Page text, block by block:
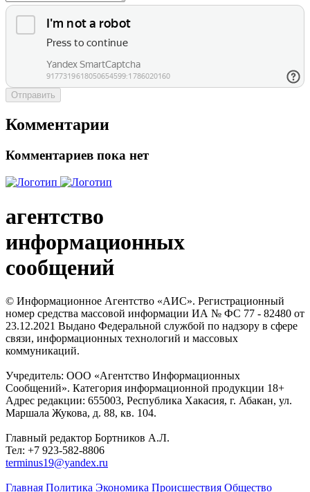
Отправить
Комментарии
Комментариев пока нет
агентство
информационных
сообщений
© Информационное Агентство «АИС». Регистрационный
номер средства массовой информации ИА № ФС 77 - 82480 от
23.12.2021 Выдано Федеральной службой по надзору в сфере
связи, информационных технологий и массовых
коммуникаций.
Учредитель: ООО «Агентство Информационных
Сообщений». Категория информационной продукции 18+
Адрес редакции: 655003, Республика Хакасия, г. Абакан, ул.
Маршала Жукова, д. 88, кв. 104.
Главный редактор Бортников А.Л.
Тел: +7 923-582-8806
terminus19@yandex.ru
Главная Политика Экономика Происшествия Общество